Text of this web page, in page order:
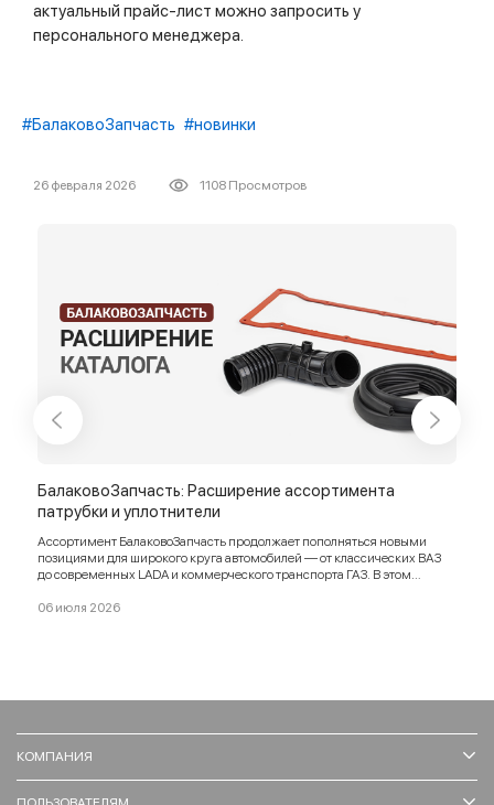
актуальный прайс-лист можно запросить у
персонального менеджера.
#БалаковоЗапчасть #новинки
26 февраля 2026 1108 Просмотров
БалаковоЗапчасть: Расширение ассортимента
патрубки и уплотнители
Ассортимент БалаковоЗапчасть продолжает пополняться новыми
позициями для широкого круга автомобилей — от классических ВАЗ
до современных LADA и коммерческого транспорта ГАЗ. В этом
другие востребованные компоненты.
06 июля 2026
КОМПАНИЯ